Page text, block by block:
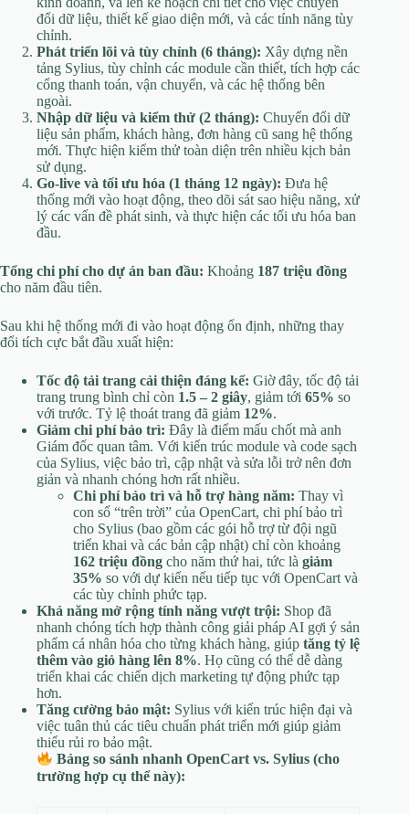
đổi dữ liệu, thiết kế giao diện mới, và các tính năng tùy
chỉnh.
Phát triển lõi và tùy chỉnh (6 tháng): Xây dựng nền
tảng Sylius, tùy chỉnh các module cần thiết, tích hợp các
cổng thanh toán, vận chuyển, và các hệ thống bên
ngoài.
Nhập dữ liệu và kiểm thử (2 tháng): Chuyển đổi dữ
liệu sản phẩm, khách hàng, đơn hàng cũ sang hệ thống
mới. Thực hiện kiểm thử toàn diện trên nhiều kịch bản
sử dụng.
Go-live và tối ưu hóa (1 tháng 12 ngày): Đưa hệ
thống mới vào hoạt động, theo dõi sát sao hiệu năng, xử
lý các vấn đề phát sinh, và thực hiện các tối ưu hóa ban
đầu.
Tổng chi phí cho dự án ban đầu: Khoảng 187 triệu đồng
cho năm đầu tiên.
Sau khi hệ thống mới đi vào hoạt động ổn định, những thay
đổi tích cực bắt đầu xuất hiện:
Tốc độ tải trang cải thiện đáng kể: Giờ đây, tốc độ tải
trang trung bình chỉ còn 1.5 – 2 giây, giảm tới 65% so
với trước. Tỷ lệ thoát trang đã giảm 12%.
Giảm chi phí bảo trì: Đây là điểm mấu chốt mà anh
Giám đốc quan tâm. Với kiến trúc module và code sạch
của Sylius, việc bảo trì, cập nhật và sửa lỗi trở nên đơn
giản và nhanh chóng hơn rất nhiều.
Chi phí bảo trì và hỗ trợ hàng năm: Thay vì
con số “trên trời” của OpenCart, chi phí bảo trì
cho Sylius (bao gồm các gói hỗ trợ từ đội ngũ
triển khai và các bản cập nhật) chỉ còn khoảng
162 triệu đồng cho năm thứ hai, tức là giảm
35% so với dự kiến nếu tiếp tục với OpenCart và
các tùy chỉnh phức tạp.
Khả năng mở rộng tính năng vượt trội: Shop đã
nhanh chóng tích hợp thành công giải pháp AI gợi ý sản
phẩm cá nhân hóa cho từng khách hàng, giúp tăng tỷ lệ
thêm vào giỏ hàng lên 8%. Họ cũng có thể dễ dàng
triển khai các chiến dịch marketing tự động phức tạp
hơn.
Tăng cường bảo mật: Sylius với kiến trúc hiện đại và
việc tuân thủ các tiêu chuẩn phát triển mới giúp giảm
thiểu rủi ro bảo mật.
Bảng so sánh nhanh OpenCart vs. Sylius (cho
trường hợp cụ thể này):